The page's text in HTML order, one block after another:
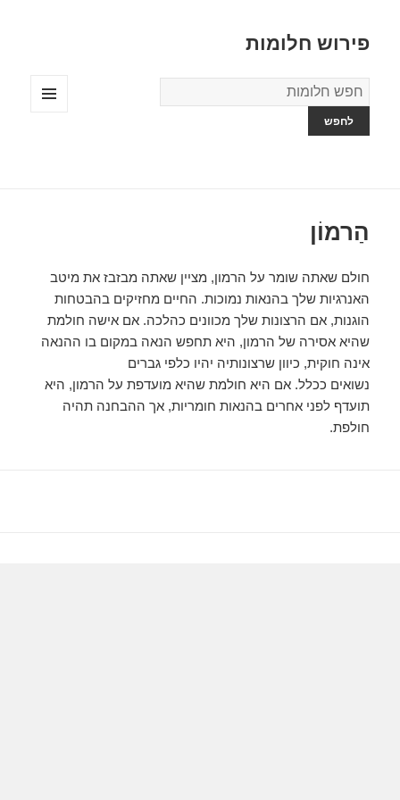
פירוש חלומות
מילון
החלומות
הַרמוֹן
חולם שאתה שומר על הרמון, מציין שאתה מבזבז את מיטב
האנרגיות שלך בהנאות נמוכות. החיים מחזיקים בהבטחות
הוגנות, אם הרצונות שלך מכוונים כהלכה. אם אישה חולמת
שהיא אסירה של הרמון, היא תחפש הנאה במקום בו ההנאה
אינה חוקית, כיוון שרצונותיה יהיו כלפי גברים
נשואים ככלל. אם היא חולמת שהיא מועדפת על הרמון, היא
תועדף לפני אחרים בהנאות חומריות, אך ההבחנה תהיה
חולפת.